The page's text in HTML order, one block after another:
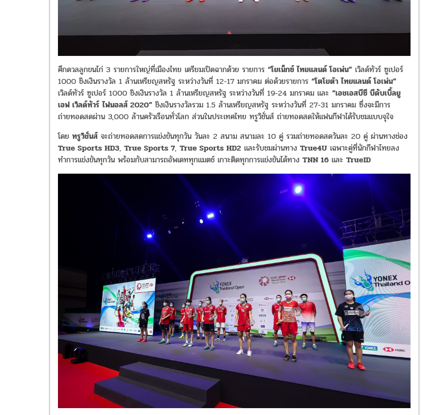
ศึกดวลลูกขนไก่ 3 รายการใหญ่ที่เมืองไทย เตรียมเปิดฉากด้วย รายการ “โยเน็กซ์ ไทยแลนด์ โอเพ่น” เวิลด์ทัวร์ ซูเปอร์
1000 ชิงเงินรางวัล 1 ล้านเหรียญสหรัฐ ระหว่างวันที่ 12-17 มกราคม ต่อด้วยรายการ “โตโยต้า ไทยแลนด์ โอเพ่น”
เวิลด์ทัวร์ ซูเปอร์ 1000 ชิงเงินรางวัล 1 ล้านเหรียญสหรัฐ ระหว่างวันที่ 19-24 มกราคม และ “เอชเอสบีซี บีดับเบิ้ลยู
เอฟ เวิลด์ทัวร์ ไฟนอลส์ 2020” ชิงเงินรางวัลรวม 1.5 ล้านเหรียญสหรัฐ ระหว่างวันที่ 27-31 มกราคม ซึ่งจะมีการ
ถ่ายทอดสดผ่าน 3,000 ล้านครัวเรือนทั่วโลก ส่วนในประเทศไทย ทรูวิชั่นส์ ถ่ายทอดสดให้แฟนกีฬาได้รับชมแบบจุใจ
โดย ทรูวิชั่นส์ จะถ่ายทอดสดการแข่งขันทุกวัน วันละ 2 สนาม สนามละ 10 คู่ รวมถ่ายทอดสดวันละ 20 คู่ ผ่านทางช่อง
True Sports HD3, True Sports 7, True Sports HD2 และรับชมผ่านทาง True4U เฉพาะคู่ที่นักกีฬาไทยลง
ทำการแข่งขันทุกวัน พร้อมกับสามารถอัพเดททุกแมตช์ เกาะติดทุกการแข่งขันได้ทาง TNN 16 และ TrueID